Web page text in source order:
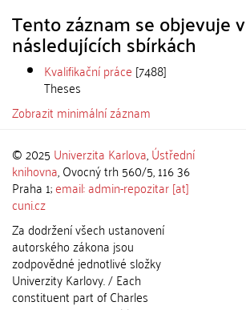
Tento záznam se objevuje v
následujících sbírkách
Kvalifikační práce [7488]
Theses
Zobrazit minimální záznam
© 2025 Univerzita Karlova,Ústřední
knihovna, Ovocný trh 560/5, 116 36
Praha 1;email: admin-repozitar [at]
cuni.cz
Za dodržení všech ustanovení
autorského zákona jsou
zodpovědné jednotlivé složky
Univerzity Karlovy. / Each
constituent part of Charles